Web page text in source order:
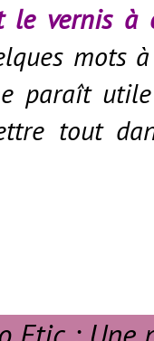
le vernis à
mots
paraît
tout